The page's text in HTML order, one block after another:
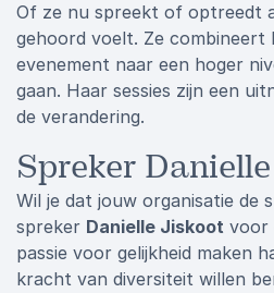
Of ze nu spreekt of optreedt
gehoord voelt. Ze combineert
evenement naar een hoger
gaan. Haar sessies zijn een
de verandering.
Spreker
Wil je dat jouw organisatie de
spreker Danielle Jiskoot voor
passie voor gelijkheid maken
kracht van diversiteit willen